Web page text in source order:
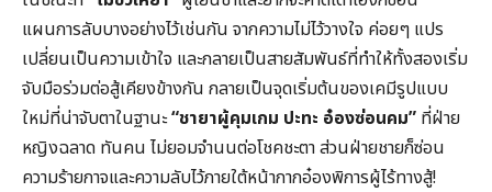
แผนการลับบางอย่างไว้เช่นกัน จากความไม่ไว้วางใจ ค่อยๆ แปร
เปลี่ยนเป็นความเข้าใจ และกลายเป็นสายสัมพันธ์ที่ทำให้ทั้งสองเริ่ม
จับมือร่วมต่อสู้เคียงข้างกัน กลายเป็นจุดเริ่มต้นของเคมีรูปแบบ
ใหม่ที่น่าจับตาในฐานะ“ชายาผู้คุมเกม ปะทะ อ๋องซ่อนคม” ที่ฝ่าย
หญิงฉลาด ทันคน ไม่ยอมจำนนต่อโชคชะตา ส่วนฝ่ายชายก็ซ่อน
ความร้ายกาจและความลับไว้ภายใต้หน้ากากอ๋องพิการผู้ไร้ทางสู้!